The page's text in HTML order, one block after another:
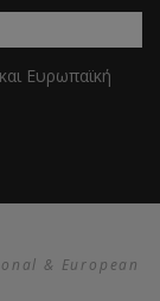
Ευρωπαϊκή
& European